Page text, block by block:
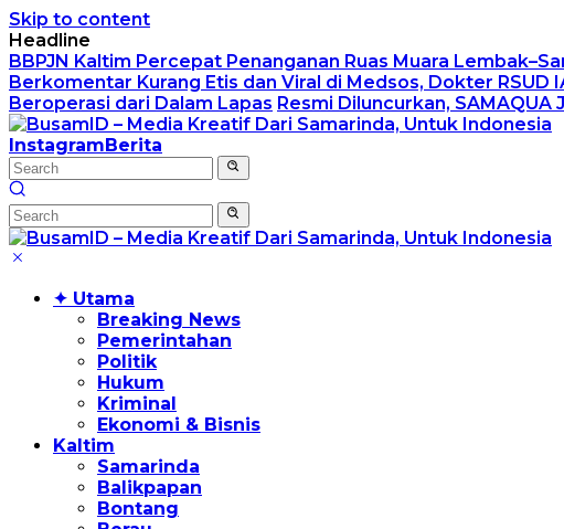
Skip to content
Headline
BBPJN Kaltim Percepat Penanganan Ruas Muara
Berkomentar Kurang Etis dan Viral di Medsos, Dokter RSUD
Beroperasi dari Dalam Lapas Resmi Diluncurkan,
InstagramBerita
✦ Utama
Breaking News
Pemerintahan
Politik
Hukum
Kriminal
Ekonomi & Bisnis
Kaltim
Samarinda
Balikpapan
Bontang